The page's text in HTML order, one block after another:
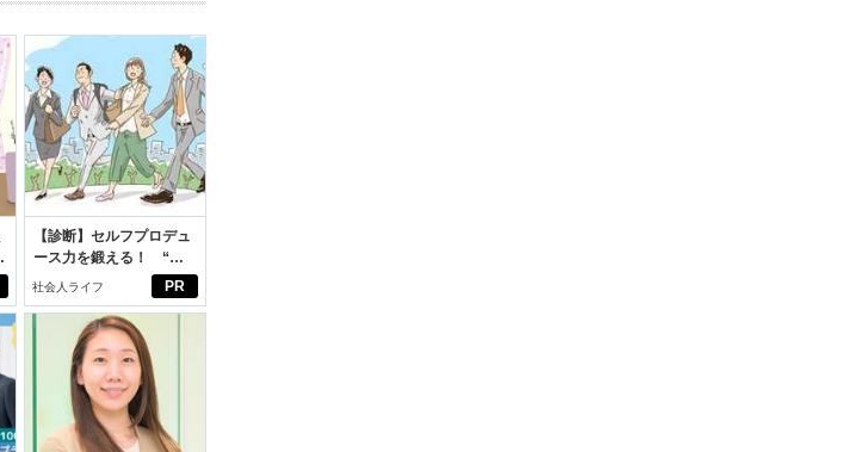
PR
【診断】セルフプロデュ
ース力を鍛える！ “ジ
ブン観”診断
社会人ライフ